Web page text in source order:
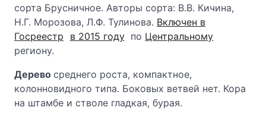
сорта Брусничное. Авторы сорта: В.В. Кичина,
Н.Г. Морозова, Л.Ф. Тулинова. Включен в
Госреестр
в 2015 году по Центральному
региону.
Дерево среднего роста, компактное,
колонновидного типа. Боковых ветвей нет. Кора
на штамбе и стволе гладкая, бурая.